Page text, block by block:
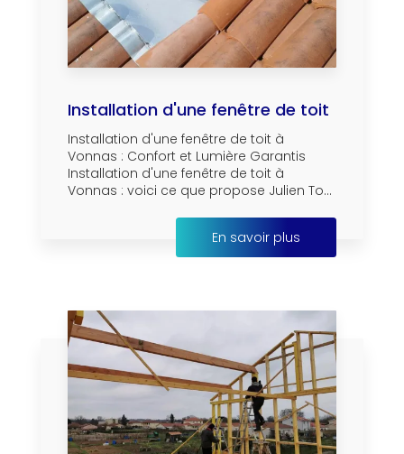
Installation d'une fenêtre de toit
Installation d'une fenêtre de toit à
Vonnas : Confort et Lumière Garantis
Installation d'une fenêtre de toit à
Vonnas : voici ce que propose Julien To...
En savoir plus